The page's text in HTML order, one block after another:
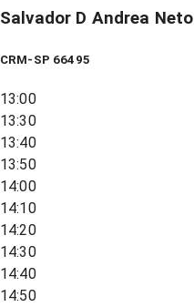
Salvador D Andrea Neto
CRM-SP 66495
13:00
13:30
13:40
13:50
14:00
14:10
14:20
14:30
14:40
14:50